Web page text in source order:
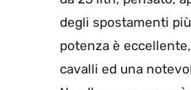
degli spostamenti
potenza è
cavalli ed una